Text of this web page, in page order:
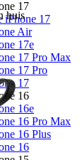
17
iPhone 17
Air
17e
17 Pro Max
17 Pro
17
16
16e
16 Pro Max
16 Plus
16
huis